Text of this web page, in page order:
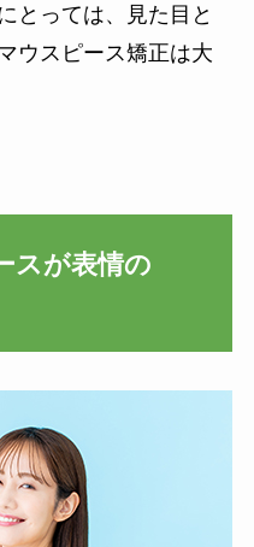
とっては、見た目と
ウスピース矯正は大
スが表情の